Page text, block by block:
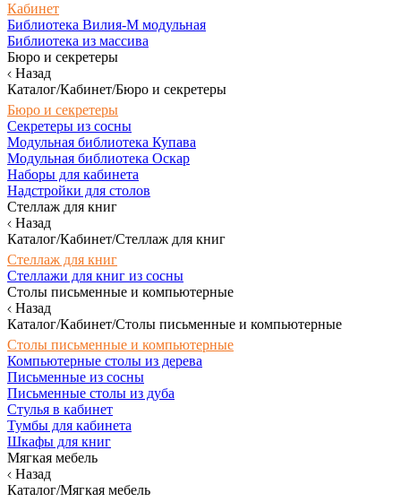
Кабинет
Библиотека Вилия-М модульная
Библиотека из массива
Бюро и секретеры
Назад
Каталог/Кабинет/Бюро и секретеры
Бюро и секретеры
Секретеры из сосны
Модульная библиотека Купава
Модульная библиотека Оскар
Наборы для кабинета
Надстройки для столов
Стеллаж для книг
Назад
Каталог/Кабинет/Стеллаж для книг
Стеллаж для книг
Стеллажи для книг из сосны
Столы письменные и компьютерные
Назад
Каталог/Кабинет/Столы письменные и компьютерные
Столы письменные и компьютерные
Компьютерные столы из дерева
Письменные из сосны
Письменные столы из дуба
Стулья в кабинет
Тумбы для кабинета
Шкафы для книг
Мягкая мебель
Назад
Каталог/Мягкая мебель